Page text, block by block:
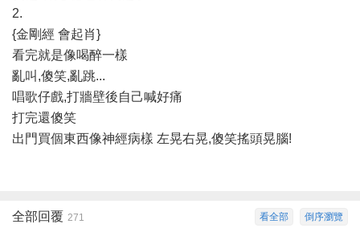
2.
{金剛經 會起肖}
看完就是像喝醉一樣
亂叫,傻笑,亂跳...
唱歌仔戲,打牆壁後自己喊好痛
打完還傻笑
出門買個東西像神經病樣 左晃右晃,傻笑搖頭晃腦!
倒序瀏覽
看全部
全部回覆 271